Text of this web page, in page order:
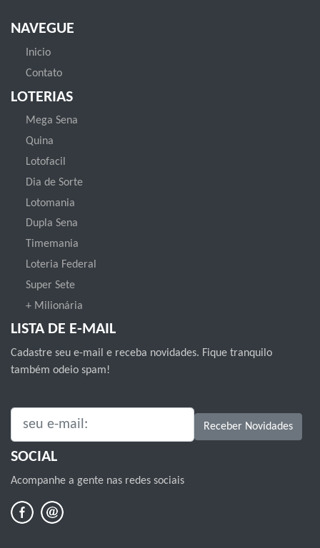
NAVEGUE
Inicio
Contato
LOTERIAS
Mega Sena
Quina
Lotofacil
Dia de Sorte
Lotomania
Dupla Sena
Timemania
Loteria Federal
Super Sete
+ Milionária
LISTA DE E-MAIL
Cadastre seu e-mail e receba novidades. Fique tranquilo
também odeio spam!
SEU E-MAIL: Receber Novidades
SOCIAL
Acompanhe a gente nas redes sociais